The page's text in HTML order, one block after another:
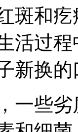
斑和
活过
新换
些劣